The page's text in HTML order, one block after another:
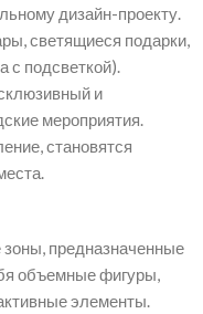
дизайн-проекту.
светящиеся подарки,
с подсветкой).
и
мероприятия.
становятся
предназначенные
объемные фигуры,
элементы.